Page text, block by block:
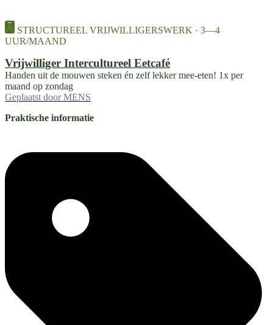
STRUCTUREEL VRIJWILLIGERSWERK · 3—4
UUR/MAAND
Vrijwilliger Intercultureel Eetcafé
Handen uit de mouwen steken én zelf lekker mee-eten! 1x per
maand op zondag
Geplaatst door MENS
Praktische informatie